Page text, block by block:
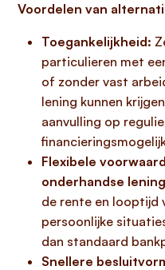
Voordelen van
Toegankelijkheid:
particulieren met
of zonder vast
lening kunnen
aanvulling op
Flexibele
onderhandse lening
de rente en looptijd
persoonlijke
dan standaard
Snellere